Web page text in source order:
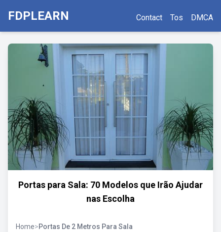
FDPLEARN Contact Tos DMCA
Portas para Sala: 70 Modelos que Irão Ajudar
nas Escolha
Home>Portas De 2 Metros Para Sala